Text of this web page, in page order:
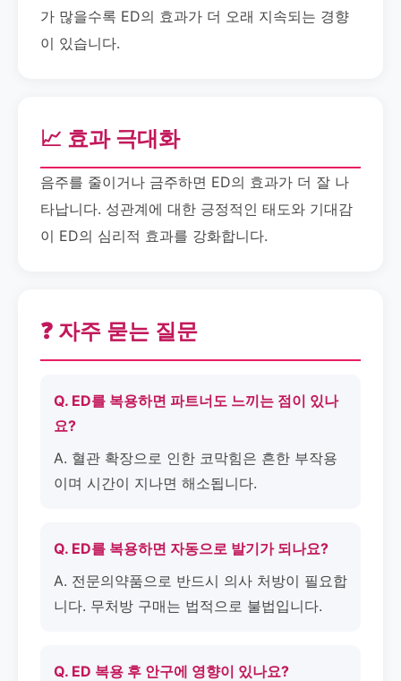
가 많을수록 ED의 효과가 더 오래 지속되는 경향
이 있습니다.
📈 효과 극대화
음주를 줄이거나 금주하면 ED의 효과가 더 잘 나
타납니다. 성관계에 대한 긍정적인 태도와 기대감
이 ED의 심리적 효과를 강화합니다.
❓ 자주 묻는 질문
Q. ED를 복용하면 파트너도 느끼는 점이 있나
요?
A. 혈관 확장으로 인한 코막힘은 흔한 부작용
이며 시간이 지나면 해소됩니다.
Q. ED를 복용하면 자동으로 발기가 되나요?
A. 전문의약품으로 반드시 의사 처방이 필요합
니다. 무처방 구매는 법적으로 불법입니다.
Q. ED 복용 후 안구에 영향이 있나요?